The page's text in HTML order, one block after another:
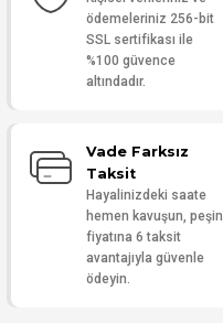
ödemeleriniz 256-bit
SSL sertifikası ile
%100 güvence
altındadır.
Vade Farksız
Taksit
Hayalinizdeki saate
hemen kavuşun, peşin
fiyatına 6 taksit
avantajıyla güvenle
ödeyin.